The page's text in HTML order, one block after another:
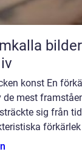
konst En
de mest
sig från